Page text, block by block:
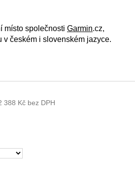
388 Kč bez DPH
místo společnosti Garmin.cz,
v českém i slovenském jazyce.